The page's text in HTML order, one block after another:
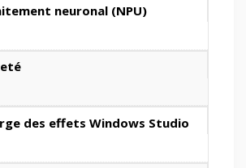
neuronal (NPU)
des effets Windows Studio